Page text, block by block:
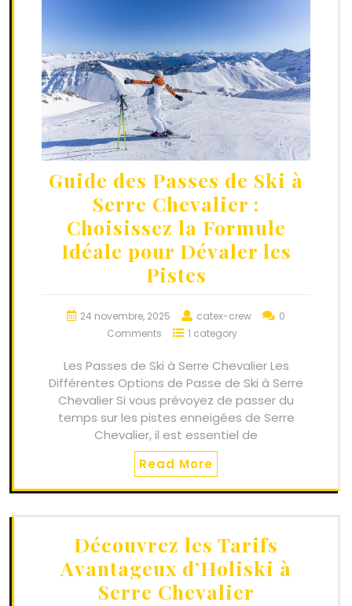
Guide des Passes de Ski à
Serre Chevalier :
Choisissez la Formule
Idéale pour Dévaler les
Pistes
24 novembre, 2025 catex-crew
0
Comments
1 category
Les Passes de Ski à Serre Chevalier Les
Différentes Options de Passe de Ski à Serre
Chevalier Si vous prévoyez de passer du
temps sur les pistes enneigées de Serre
Chevalier, il est essentiel de
Read More
Découvrez les Tarifs
Avantageux d’Holiski à
Serre Chevalier